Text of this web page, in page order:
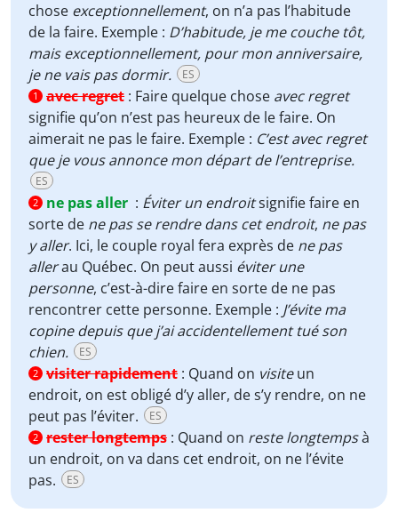
chose exceptionnellement, on n’a pas l’habitude
de la faire. Exemple : D’habitude, je me couche tôt,
mais exceptionnellement, pour mon anniversaire,
je ne vais pas dormir.
ES
1 avec regret : Faire quelque chose avec regret
signifie qu’on n’est pas heureux de le faire. On
aimerait ne pas le faire. Exemple : C’est avec regret
que je vous annonce mon départ de l’entreprise.
ES
2 ne pas aller : Éviter un endroitsignifie faire en
sorte de ne pas se rendre dans cet endroit, ne pas
y aller. Ici, le couple royal fera exprès de ne pas
allerau Québec. On peut aussi éviter une
personne, c’est-à-dire faire en sorte de ne pas
rencontrer cette personne. Exemple : J’évite ma
copine depuis que j’ai accidentellement tué son
chien.
ES
2 visiter rapidement : Quand on visiteun
endroit, on est obligé d’y aller, de s’y rendre, on ne
peut pas l’éviter.
ES
2 rester longtemps : Quand on reste longtempsà
un endroit, on va dans cet endroit, on ne l’évite
pas.
ES